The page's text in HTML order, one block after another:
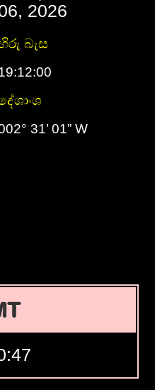
2026
බැස
31’ 01” W